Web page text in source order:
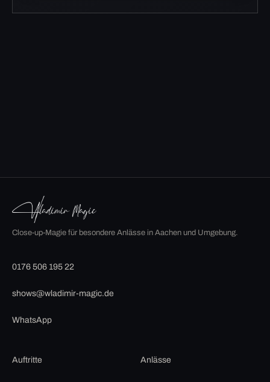
Close-up-Magie für besondere Anlässe in Aachen und Umgebung.
0176 506 195 22
shows@wladimir-magic.de
WhatsApp
Auftritte Anlässe